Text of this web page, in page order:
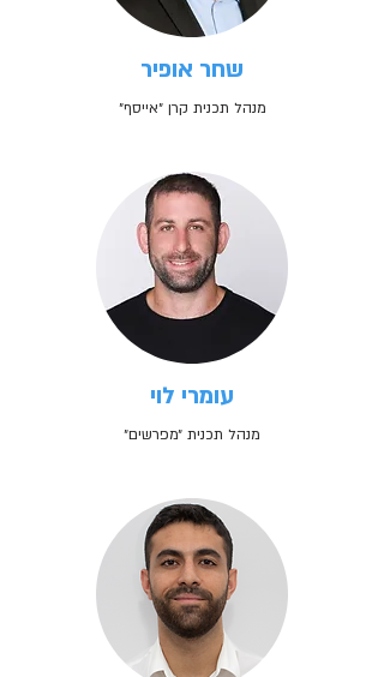
שחר אופיר
מנהל תכנית קרן ״אייסף״
עומרי לוי
מנהל תכנית ״מפרשים״